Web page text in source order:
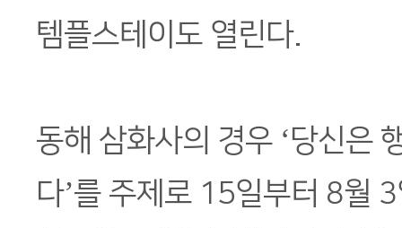
템플스테이도 열린다.
동해 삼화사의 경우 ‘당신은
다’를 주제로 15일부터 8월